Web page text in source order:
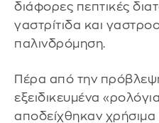
διάφορες πεπτικές
γαστρίτιδα και
παλινδρόμηση.
Πέρα από την
εξειδικευμένα
αποδείχθηκαν χρήσιμα